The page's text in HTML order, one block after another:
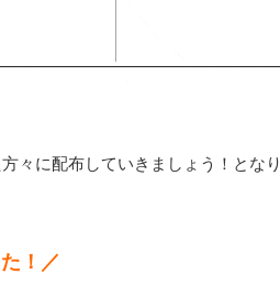
々に配布していきましょう！とな
！／